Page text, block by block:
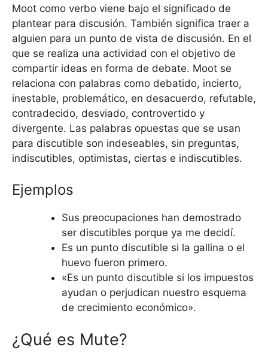
Moot como verbo viene bajo el significado de
plantear para discusión. También significa traer a
alguien para un punto de vista de discusión. En el
que se realiza una actividad con el objetivo de
compartir ideas en forma de debate. Moot se
relaciona con palabras como debatido, incierto,
inestable, problemático, en desacuerdo, refutable,
contradecido, desviado, controvertido y
divergente. Las palabras opuestas que se usan
para discutible son indeseables, sin preguntas,
indiscutibles, optimistas, ciertas e indiscutibles.
Ejemplos
Sus preocupaciones han demostrado
ser discutibles porque ya me decidí.
Es un punto discutible si la gallina o el
huevo fueron primero.
«Es un punto discutible si los impuestos
ayudan o perjudican nuestro esquema
de crecimiento económico».
¿Qué es Mute?